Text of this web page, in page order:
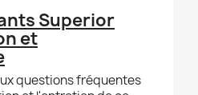
Superior
et
questions fréquentes